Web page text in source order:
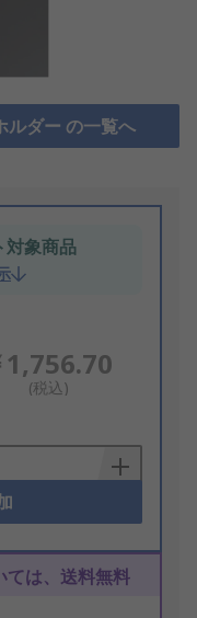
ルダー の一覧へ
対象商品
1,756.70
(税込)
ては、送料無料